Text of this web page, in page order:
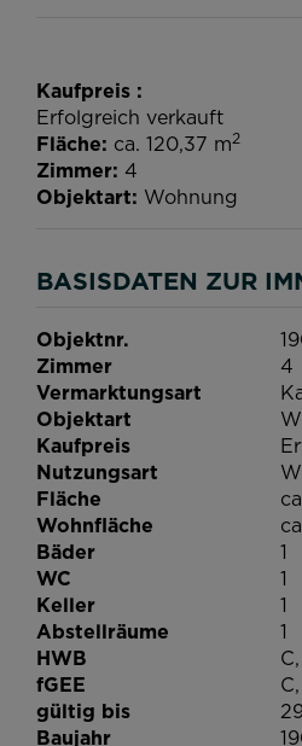
Kaufpreis
Erfolgreich verkauft
Fläche ca. 120,37 m2
Zimmer 4
Objektart Wohnung
BASISDATEN ZUR
Objektnr.
Zimmer
4
Vermarktungsart
Objektart
Kaufpreis
Nutzungsart
Fläche
Wohnfläche
Bäder
1
WC
1
Keller
1
Abstellräume
1
HWB
fGEE
gültig bis
Baujahr